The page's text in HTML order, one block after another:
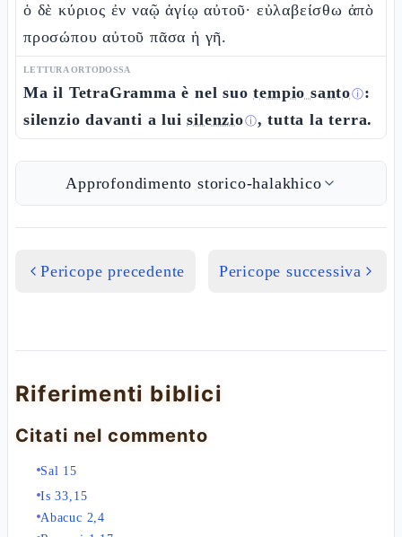
ὁ δὲ κύριος ἐν ναῷ ἁγίῳ αὐτοῦ· εὐλαβείσθω ἀπὸ
προσώπου αὐτοῦ πᾶσα ἡ γῆ.
LETTURA ORTODOSSA
Ma il TetraGramma è nel suo tempio santoⓘ:
silenzio davanti a lui silenzioⓘ, tutta la terra.
Approfondimento storico-halakhico
Pericope precedente Pericope successiva
Riferimenti biblici
Citati nel commento
Sal 15
Is 33,15
Abacuc 2,4